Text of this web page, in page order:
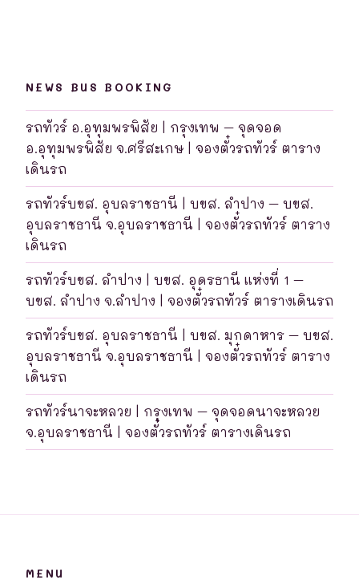
NEWS BUS BOOKING
รถทัวร์ อ.อุทุมพรพิสัย | กรุงเทพ – จุดจอด
อ.อุทุมพรพิสัย จ.ศรีสะเกษ | จองตั๋วรถทัวร์ ตาราง
เดินรถ
รถทัวร์บขส. อุบลราชธานี | บขส. ลำปาง – บขส.
อุบลราชธานี จ.อุบลราชธานี | จองตั๋วรถทัวร์ ตาราง
เดินรถ
รถทัวร์บขส. ลำปาง | บขส. อุดรธานี แห่งที่ 1 –
บขส. ลำปาง จ.ลำปาง | จองตั๋วรถทัวร์ ตารางเดินรถ
รถทัวร์บขส. อุบลราชธานี | บขส. มุกดาหาร – บขส.
อุบลราชธานี จ.อุบลราชธานี | จองตั๋วรถทัวร์ ตาราง
เดินรถ
รถทัวร์นาจะหลวย | กรุงเทพ – จุดจอดนาจะหลวย
จ.อุบลราชธานี | จองตั๋วรถทัวร์ ตารางเดินรถ
MENU